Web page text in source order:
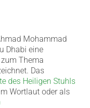
Mohammad
Dhabi eine
Thema
Das
des Heiligen Stuhls
Wortlaut oder als